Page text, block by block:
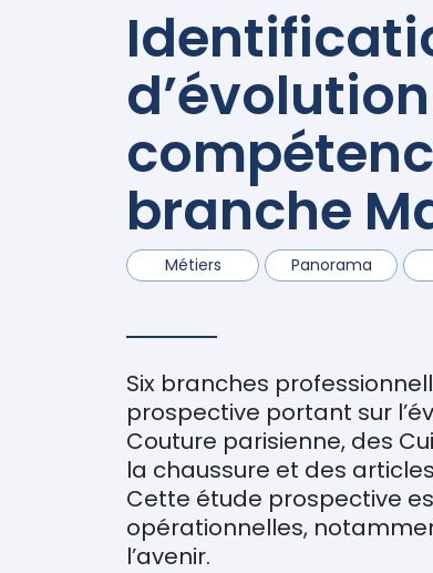
branche
Métiers Panorama
Six branches
prospective portant sur
Couture parisienne, des
la chaussure et des
Cette étude prospective
opérationnelles,
l’avenir.